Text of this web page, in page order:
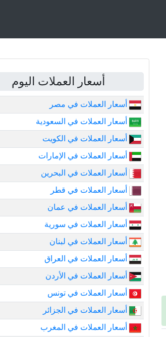
أسعار العملات اليوم
أسعار العملات في مصر
أسعار العملات في السعودية
أسعار العملات في الكويت
أسعار العملات في الإمارات
أسعار العملات في البحرين
أسعار العملات في قطر
أسعار العملات في عمان
أسعار العملات في سورية
أسعار العملات في لبنان
أسعار العملات في العراق
أسعار العملات في الأردن
أسعار العملات في تونس
أسعار العملات في الجزائر
أسعار العملات في المغرب